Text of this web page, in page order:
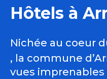
Hôtels à
Nichée au coeur
, la commune
vues